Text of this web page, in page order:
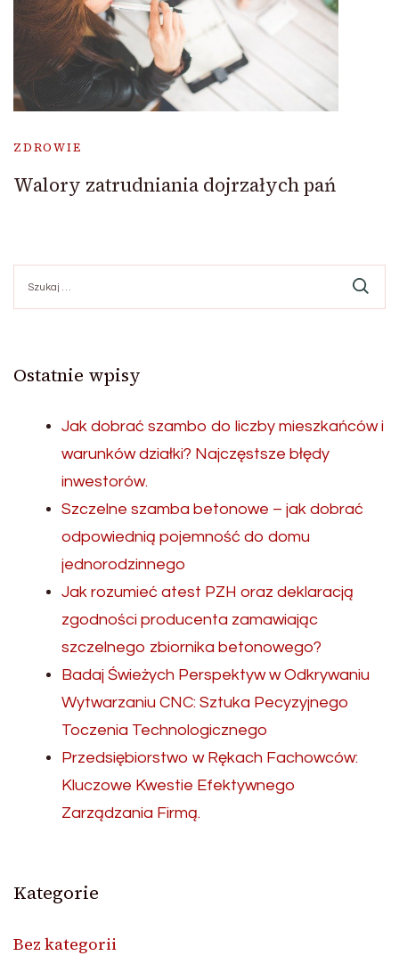
ZDROWIE
Walory zatrudniania dojrzałych pań
Ostatnie wpisy
Jak dobrać szambo do liczby mieszkańców i
warunków działki? Najczęstsze błędy
inwestorów.
Szczelne szamba betonowe – jak dobrać
odpowiednią pojemność do domu
jednorodzinnego
Jak rozumieć atest PZH oraz deklaracją
zgodności producenta zamawiając
szczelnego zbiornika betonowego?
Badaj Świeżych Perspektyw w Odkrywaniu
Wytwarzaniu CNC: Sztuka Pecyzyjnego
Toczenia Technologicznego
Przedsiębiorstwo w Rękach Fachowców:
Kluczowe Kwestie Efektywnego
Zarządzania Firmą.
Kategorie
Bez kategorii